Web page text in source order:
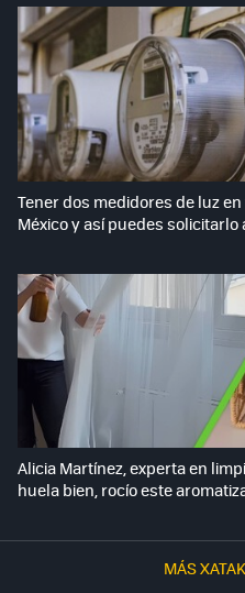
MÁS
Tener dos medidores de luz
México y así puedes solicitarlo
Alicia Martínez, experta en
huela bien, rocío este